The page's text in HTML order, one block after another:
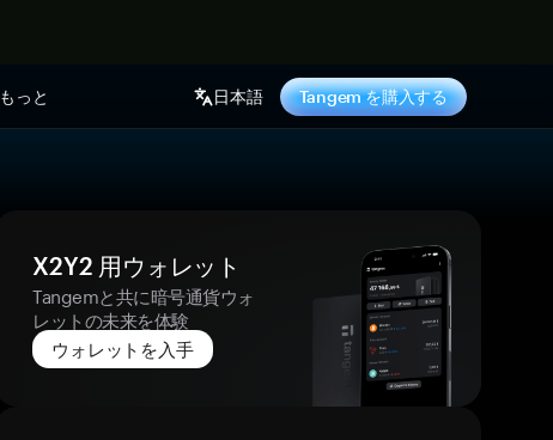
もっと 日本語 Tangem を購入する
X2Y2 用ウォレット
Tangemと共に暗号通貨ウォ
レットの未来を体験
ウォレットを入手